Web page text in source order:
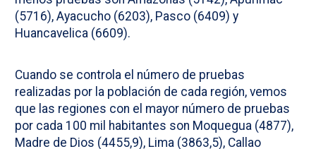
(5716), Ayacucho (6203), Pasco (6409) y
Huancavelica (6609).
Cuando se controla el número de pruebas
realizadas por la población de cada región, vemos
que las regiones con el mayor número de pruebas
por cada 100 mil habitantes son Moquegua (4877),
Madre de Dios (4455,9), Lima (3863,5), Callao